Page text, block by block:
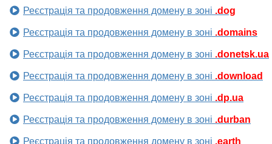
Реєстрація та продовження домену в зоні .dog
Реєстрація та продовження домену в зоні .domains
Реєстрація та продовження домену в зоні .donetsk.ua
Реєстрація та продовження домену в зоні .download
Реєстрація та продовження домену в зоні .dp.ua
Реєстрація та продовження домену в зоні .durban
Реєстрація та продовження домену в зоні .earth